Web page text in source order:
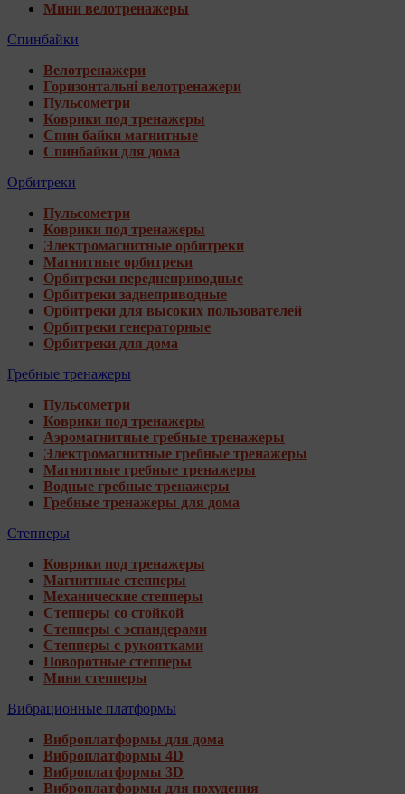
Мини велотренажеры
Спинбайки
Велотренажери
Горизонтальні велотренажери
Пульсометри
Коврики под тренажеры
Спин байки магнитные
Спинбайки для дома
Орбитреки
Пульсометри
Коврики под тренажеры
Электромагнитные орбитреки
Магнитные орбитреки
Орбитреки переднеприводные
Орбитреки заднеприводные
Орбитреки для высоких пользователей
Орбитреки генераторные
Орбитреки для дома
Гребные тренажеры
Пульсометри
Коврики под тренажеры
Аэромагнитные гребные тренажеры
Электромагнитные гребные тренажеры
Магнитные гребные тренажеры
Водные гребные тренажеры
Гребные тренажеры для дома
Степперы
Коврики под тренажеры
Магнитные степперы
Механические степперы
Степперы со стойкой
Степперы с эспандерами
Степперы с рукоятками
Поворотные степперы
Мини степперы
Вибрационные платформы
Виброплатформы для дома
Виброплатформы 4D
Виброплатформы 3D
Виброплатформы для похудения